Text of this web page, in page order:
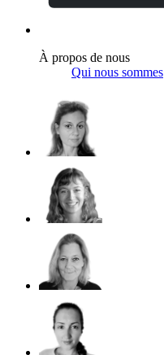
À propos de nous
Qui nous sommes